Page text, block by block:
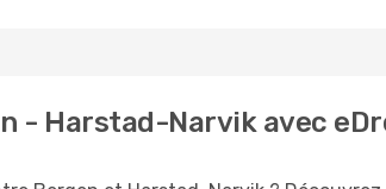
- Harstad-Narvik avec